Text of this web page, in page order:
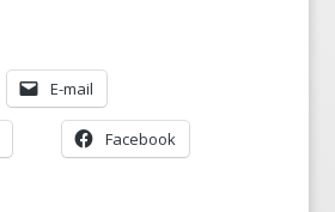
E-mail
Facebook